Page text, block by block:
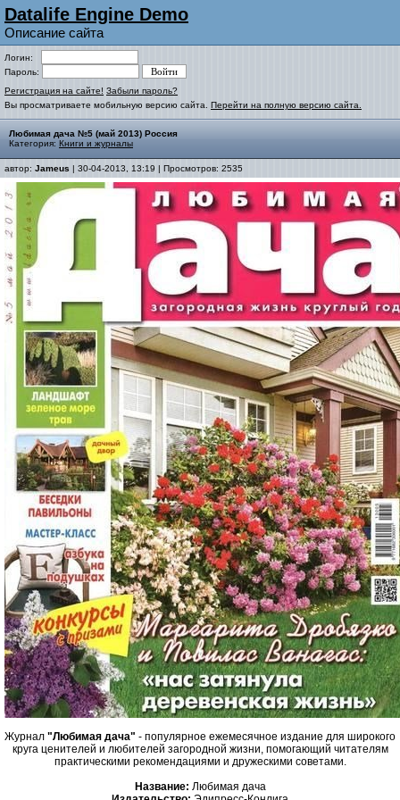
Datalife Engine Demo
Описание сайта
Логин:
Пароль:
Регистрация на сайте! Забыли пароль?
Вы просматриваете мобильную версию сайта. Перейти на полную версию сайта.
Любимая дача №5 (май 2013) Россия
Категория: Книги и журналы
автор: Jameus | 30-04-2013, 13:19 | Просмотров: 2535
Журнал "Любимая дача" - популярное ежемесячное издание для широкого
круга ценителей и любителей загородной жизни, помогающий читателям
практическими рекомендациями и дружескими советами.
Название: Любимая дача